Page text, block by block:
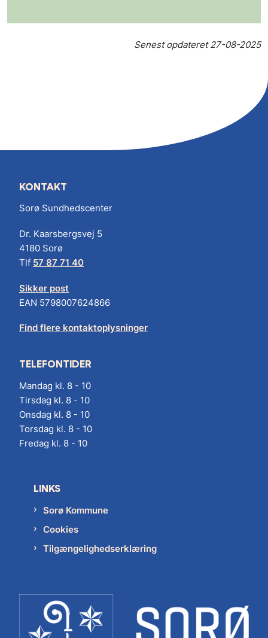
Senest opdateret27-08-2025
KONTAKT
Sorø Sundhedscenter
Dr. Kaarsbergsvej 5
4180 Sorø
Tlf 57 87 71 40
Sikker post
EAN 5798007624866
Find flere kontaktoplysninger
TELEFONTIDER
Mandag kl. 8 - 10
Tirsdag kl. 8 - 10
Onsdag kl. 8 - 10
Torsdag kl. 8 - 10
Fredag kl. 8 - 10
LINKS
Sorø Kommune
Cookies
Tilgængelighedserklæring